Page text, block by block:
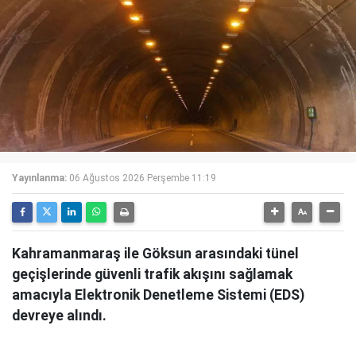
Yayınlanma: 06 Ağustos 2026 Perşembe 11:19
Kahramanmaraş ile Göksun arasındaki tünel
geçişlerinde güvenli trafik akışını sağlamak
amacıyla Elektronik Denetleme Sistemi (EDS)
devreye alındı.